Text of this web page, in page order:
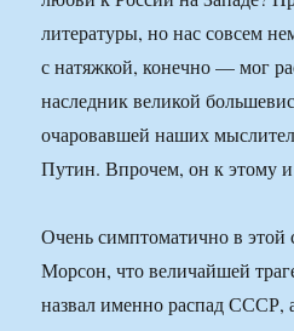
литературы, но нас совсем
с натяжкой, конечно — мог
наследник великой
очаровавшей наших
Путин. Впрочем, он к этому и
Очень симптоматично в этой
Морсон, что величайшей
назвал именно распад СССР,